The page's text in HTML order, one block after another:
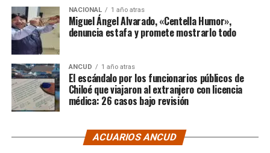
NACIONAL 1 año atras
Miguel Ángel Alvarado, «Centella Humor»,
denuncia estafa y promete mostrarlo todo
ANCUD 1 año atras
El escándalo por los funcionarios públicos de
Chiloé que viajaron al extranjero con licencia
médica: 26 casos bajo revisión
ACUARIOS ANCUD